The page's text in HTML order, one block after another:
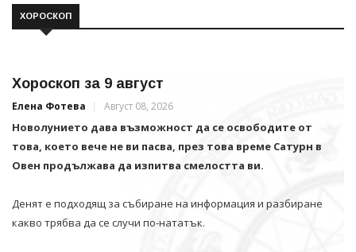
ХОРОСКОП
Хороскоп за 9 август
Елена Фотева Август 08, 2026
Новолунието дава възможност да се освободите от
това, което вече не ви пасва, през това време Сатурн в
Овен продължава да изпитва смелостта ви.
Денят е подходящ за събиране на информация и разбиране
какво трябва да се случи по-нататък.